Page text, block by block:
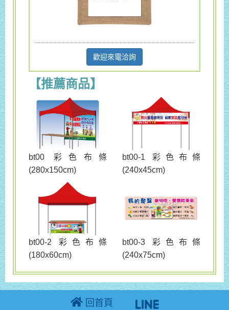
歡迎來電洽詢
【推薦商品】
bt00 彩色布條
(280x150cm)
bt00-1 彩色布條
(240x45cm)
bt00-2 彩色布條
(180x60cm)
bt00-3 彩色布條
(240x75cm)
回首頁